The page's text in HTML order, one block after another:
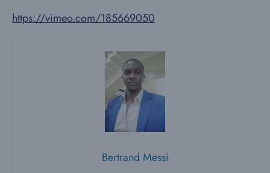
https://vimeo.com/185669050
Bertrand Messi